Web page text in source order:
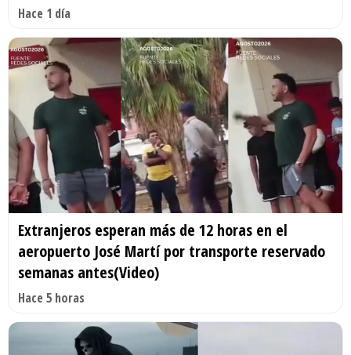
Hace 1 día
Extranjeros esperan más de 12 horas en el
aeropuerto José Martí por transporte reservado
semanas antes(Video)
Hace 5 horas